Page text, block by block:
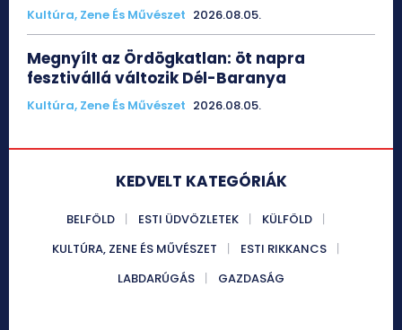
Kultúra, Zene És Művészet 2026.08.05.
Megnyílt az Ördögkatlan: öt napra
fesztivállá változik Dél-Baranya
Kultúra, Zene És Művészet 2026.08.05.
KEDVELT KATEGÓRIÁK
BELFÖLD ESTI ÜDVÖZLETEK
KÜLFÖLD
KULTÚRA, ZENE ÉS MŰVÉSZET
ESTI RIKKANCS
LABDARÚGÁS
GAZDASÁG